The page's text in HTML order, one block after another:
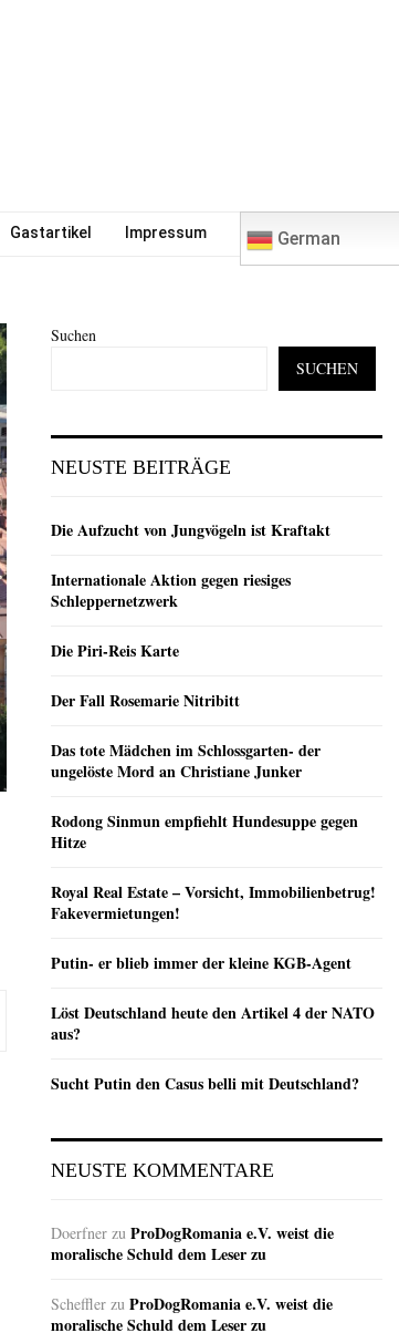
Gastartikel Impressum German
Suchen
SUCHEN
NEUSTE BEITRÄGE
Die Aufzucht von Jungvögeln ist Kraftakt
Internationale Aktion gegen riesiges
Schleppernetzwerk
Die Piri-Reis Karte
Der Fall Rosemarie Nitribitt
Das tote Mädchen im Schlossgarten- der
ungelöste Mord an Christiane Junker
Rodong Sinmun empfiehlt Hundesuppe gegen
Hitze
Royal Real Estate – Vorsicht, Immobilienbetrug!
Fakevermietungen!
Putin- er blieb immer der kleine KGB-Agent
Löst Deutschland heute den Artikel 4 der NATO
aus?
Sucht Putin den Casus belli mit Deutschland?
NEUSTE KOMMENTARE
Doerfner zu ProDogRomania e.V. weist die
moralische Schuld dem Leser zu
Scheffler zu ProDogRomania e.V. weist die
moralische Schuld dem Leser zu